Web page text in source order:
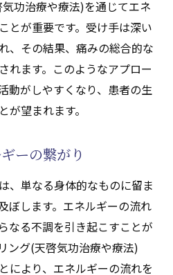
天啓気功治療や療法)による
筋痛症への気功(天啓気功
チ
整える気功(天啓気功治療
る心身の調和
療や療法)アプローチの基礎
療や療法)による心の安定化
遠隔気功(天啓気功治療や療
功治療や療法)を通じてエネ
とが重要です。受け手は深い
、その結果、痛みの総合的な
れます。このようなアプロー
動がしやすくなり、患者の生
が望まれます。
ーの繋がり
、単なる身体的なものに留ま
ぼします。エネルギーの流れ
なる不調を引き起こすことが
ング(天啓気功治療や療法)
により、エネルギーの流れを